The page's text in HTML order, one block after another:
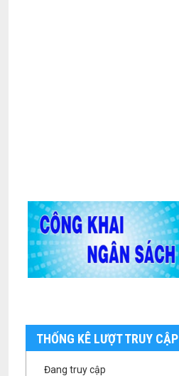
THỐNG KÊ LƯỢT TRUY CẬP
Đang truy cập